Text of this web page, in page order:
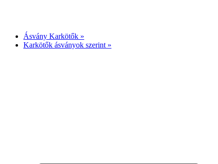
Ásvány Karkötők »
Karkötők ásványok szerint »